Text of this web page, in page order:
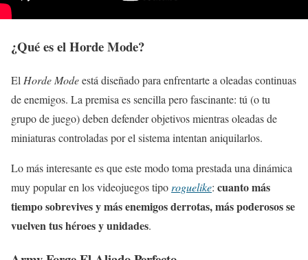
¿Qué es el Horde Mode?
El Horde Modeestá diseñado para enfrentarte a oleadas continuas
de enemigos. La premisa es sencilla pero fascinante: tú (o tu
grupo de juego) deben defender objetivos mientras oleadas de
miniaturas controladas por el sistema intentan aniquilarlos.
Lo más interesante es que este modo toma prestada una dinámica
muy popular en los videojuegos tipo roguelike: cuanto más
tiempo sobrevives y más enemigos derrotas, más poderosos se
vuelven tus héroes y unidades.